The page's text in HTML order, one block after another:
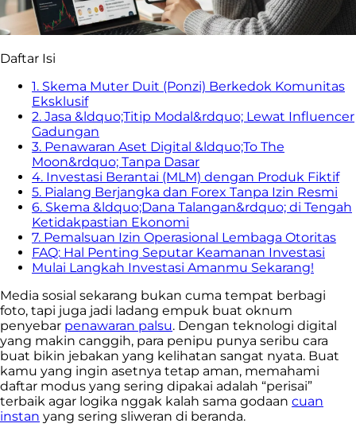
Daftar Isi
1. Skema Muter Duit (Ponzi) Berkedok Komunitas
Eksklusif
2. Jasa &ldquo;Titip Modal&rdquo; Lewat Influencer
Gadungan
3. Penawaran Aset Digital &ldquo;To The
Moon&rdquo; Tanpa Dasar
4. Investasi Berantai (MLM) dengan Produk Fiktif
5. Pialang Berjangka dan Forex Tanpa Izin Resmi
6. Skema &ldquo;Dana Talangan&rdquo; di Tengah
Ketidakpastian Ekonomi
7. Pemalsuan Izin Operasional Lembaga Otoritas
FAQ: Hal Penting Seputar Keamanan Investasi
Mulai Langkah Investasi Amanmu Sekarang!
Media sosial sekarang bukan cuma tempat berbagi
foto, tapi juga jadi ladang empuk buat oknum
penyebar penawaran palsu. Dengan teknologi digital
yang makin canggih, para penipu punya seribu cara
buat bikin jebakan yang kelihatan sangat nyata. Buat
kamu yang ingin asetnya tetap aman, memahami
daftar modus yang sering dipakai adalah “perisai”
terbaik agar logika nggak kalah sama godaan cuan
instan yang sering sliweran di beranda.